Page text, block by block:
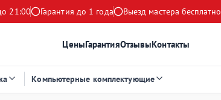
21:00 Гарантия до 1 года Выезд мастера бесплатно
ЦеныГарантияОтзывыКонтакты
Компьютерные комплектующие